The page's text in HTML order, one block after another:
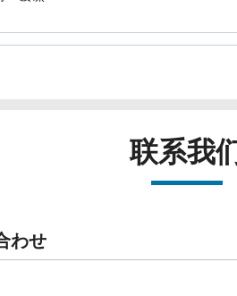
联系我
わせ